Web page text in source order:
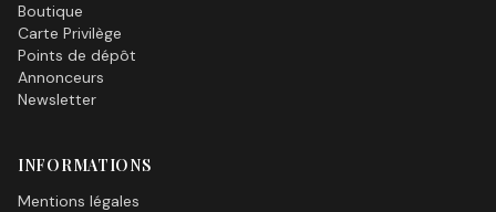
Boutique
Carte Privilège
Points de dépôt
Annonceurs
Newsletter
INFORMATIONS
Mentions légales